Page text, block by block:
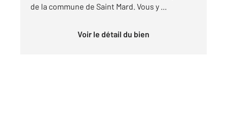
de la commune de Saint Mard. Vous y ...
Voir le détail du bien